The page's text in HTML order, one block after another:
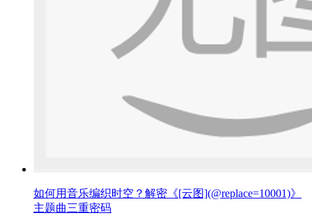
如何用音乐编织时空？解密《[云图](@replace=10001)》
主题曲三重密码